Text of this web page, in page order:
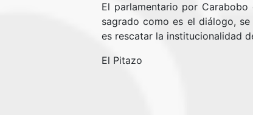
El parlamentario por Carabobo
sagrado como es el diálogo,
es rescatar la institucionalidad
El Pitazo